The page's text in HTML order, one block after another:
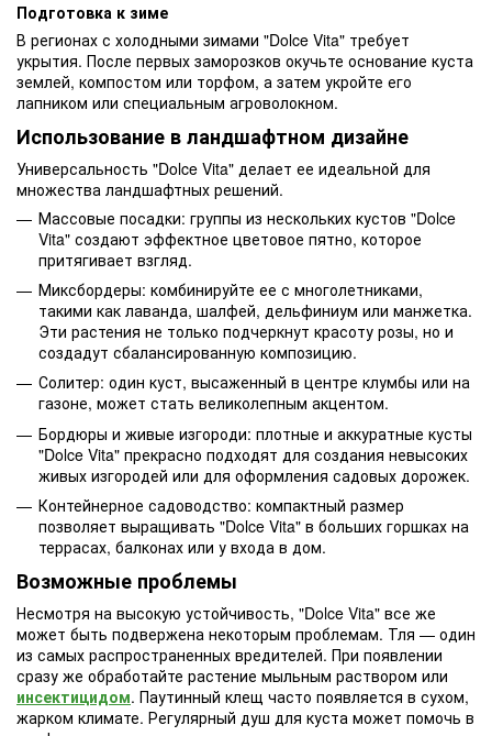
Подготовка к зиме
В регионах с холодными зимами "Dolce Vita" требует
укрытия. После первых заморозков окучьте основание куста
землей, компостом или торфом, а затем укройте его
лапником или специальным агроволокном.
Использование в ландшафтном дизайне
Универсальность "Dolce Vita" делает ее идеальной для
множества ландшафтных решений.
Массовые посадки: группы из нескольких кустов "Dolce
Vita" создают эффектное цветовое пятно, которое
притягивает взгляд.
Миксбордеры: комбинируйте ее с многолетниками,
такими как лаванда, шалфей, дельфиниум или манжетка.
Эти растения не только подчеркнут красоту розы, но и
создадут сбалансированную композицию.
Солитер: один куст, высаженный в центре клумбы или на
газоне, может стать великолепным акцентом.
Бордюры и живые изгороди: плотные и аккуратные кусты
"Dolce Vita" прекрасно подходят для создания невысоких
живых изгородей или для оформления садовых дорожек.
Контейнерное садоводство: компактный размер
позволяет выращивать "Dolce Vita" в больших горшках на
террасах, балконах или у входа в дом.
Возможные проблемы
Несмотря на высокую устойчивость, "Dolce Vita" все же
может быть подвержена некоторым проблемам. Тля — один
из самых распространенных вредителей. При появлении
сразу же обработайте растение мыльным раствором или
инсектицидом. Паутинный клещ часто появляется в сухом,
жарком климате. Регулярный душ для куста может помочь в